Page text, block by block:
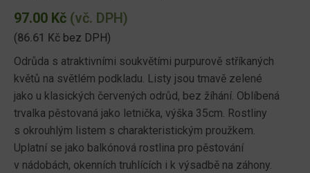
97.00 Kč (vč. DPH)
(86.61 Kč bez DPH)
Odrůda s atraktivními soukvětími purpurově stříkaných
květů na světlém podkladu. Listy jsou tmavě zelené
jako u klasických červených odrůd, bez žíhání. Oblíbená
trvalka pěstovaná jako letnička, výška 35cm. Rostliny
s okrouhlým listem s charakteristickým proužkem.
Uplatní se jako balkónová rostlina pro pěstování
v nádobách, okenních truhlících i k výsadbě na záhony.